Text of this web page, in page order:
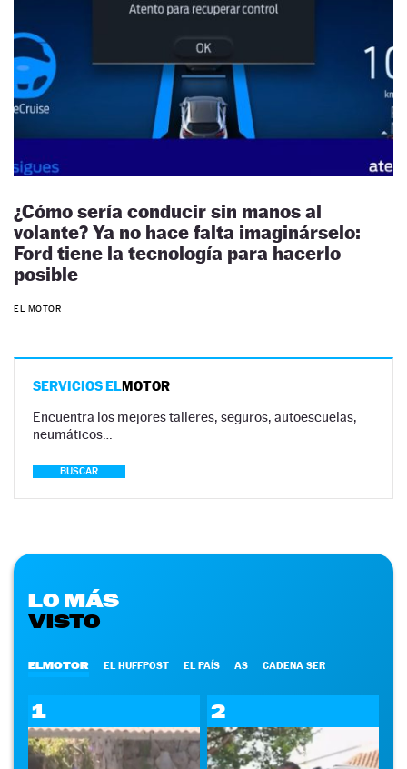
¿Cómo sería conducir sin manos al
volante? Ya no hace falta imaginárselo:
Ford tiene la tecnología para hacerlo
posible
EL MOTOR
SERVICIOS ELMOTOR
Encuentra los mejores talleres, seguros, autoescuelas,
neumáticos…
BUSCAR
LO MÁS
VISTO
ELMOTOR EL HUFFPOST EL PAÍS AS CADENA SER
1 2